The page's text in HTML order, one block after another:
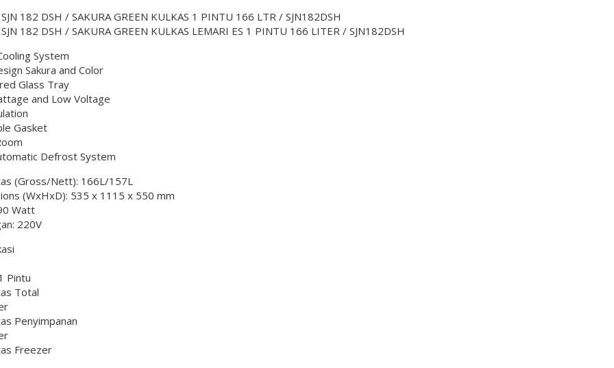
182 DSH / SAKURA GREEN KULKAS 1 PINTU 166 LTR / SJN182DSH
182 DSH / SAKURA GREEN KULKAS LEMARI ES 1 PINTU 166 LITER / SJN182DSH
System
Sakura and Color
Glass Tray
and Low Voltage
Gasket
Defrost System
(Gross/Nett): 166L/157L
(WxHxD): 535 x 1115 x 550 mm
Watt
220V
Pintu
Total
Penyimpanan
Freezer